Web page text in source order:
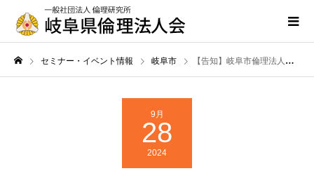
セミナー・イベント情報 岐阜市 【告知】岐阜市倫理法人会 ちょい飲み経営塾
9月
28
2024